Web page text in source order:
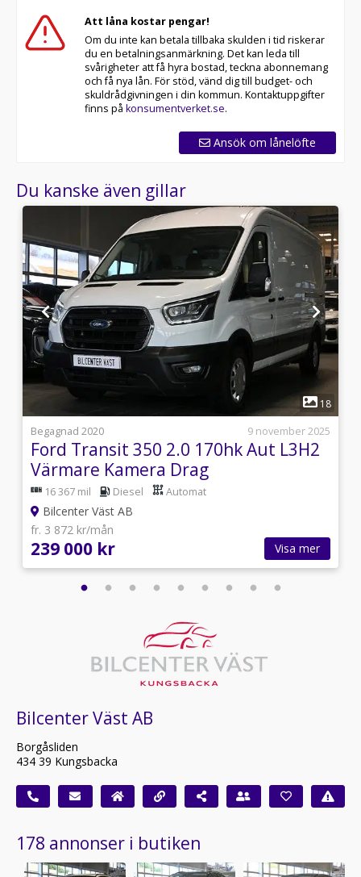
Att låna kostar pengar!
Om du inte kan betala tillbaka skulden i tid riskerar
du en betalningsanmärkning. Det kan leda till
svårigheter att få hyra bostad, teckna abonnemang
och få nya lån. För stöd, vänd dig till budget- och
skuldrådgivningen i din kommun. Kontaktuppgifter
finns på konsumentverket.se.
Ansök om lånelöfte
Du kanske även gillar
18
Begagnad 2020
9 november 2025
Ford Transit 350 2.0 170hk Aut L3H2
Värmare Kamera Drag
16 367 mil Diesel Automat
Bilcenter Väst AB
fr. 3 872 kr/mån
239 000 kr Visa mer
Bilcenter Väst AB
Borgåsliden
434 39 Kungsbacka
178 annonser i butiken